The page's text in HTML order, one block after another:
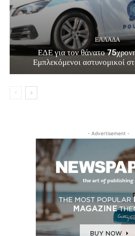
ΕΛΛΑΔΑ
ΕΔΕ για τον θάνατο
Εμπλεκόμενοι αστυνομικοί
- Advertisement -